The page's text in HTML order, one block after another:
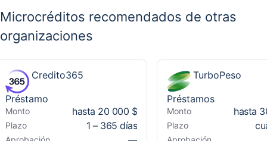
Microcréditos recomendados de otras
organizaciones
Credito365
Préstamo
Monto hasta 20 000 $
Plazo 1 – 365 días
TurboPeso
Préstamos
Monto hasta
Plazo